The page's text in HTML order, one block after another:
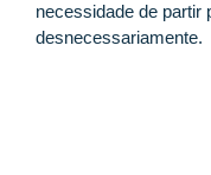
necessidade de partir
desnecessariamente.